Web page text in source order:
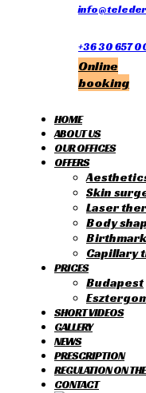
+36 30 657
Online
booking
HOME
ABOUT US
OUR OFFICES
OFFERS
Skin
Laser
Body
Capillary
PRICES
Budapest
SHORT VIDEOS
GALLERY
NEWS
PRESCRIPTION
REGULATION ON
CONTACT